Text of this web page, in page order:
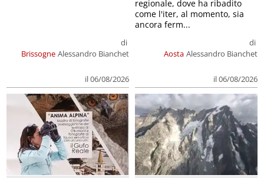
Brissogne
di
Alessandro Bianchet
il 06/08/2026
Aosta
di
Alessandro Bianchet
il 06/08/2026
regionale, dove ha ribadito
come l'iter, al momento, sia
ancora ferm...